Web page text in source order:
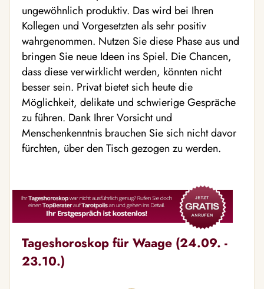
ungewöhnlich produktiv. Das wird bei Ihren
Kollegen und Vorgesetzten als sehr positiv
wahrgenommen. Nutzen Sie diese Phase aus und
bringen Sie neue Ideen ins Spiel. Die Chancen,
dass diese verwirklicht werden, könnten nicht
besser sein. Privat bietet sich heute die
Möglichkeit, delikate und schwierige Gespräche
zu führen. Dank Ihrer Vorsicht und
Menschenkenntnis brauchen Sie sich nicht davor
fürchten, über den Tisch gezogen zu werden.
Tageshoroskop für Waage (24.09. -
23.10.)